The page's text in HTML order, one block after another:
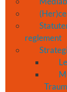
reglement